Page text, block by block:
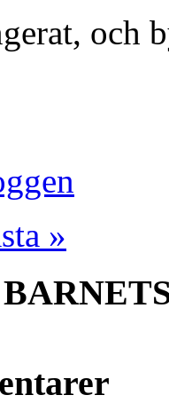
och
»